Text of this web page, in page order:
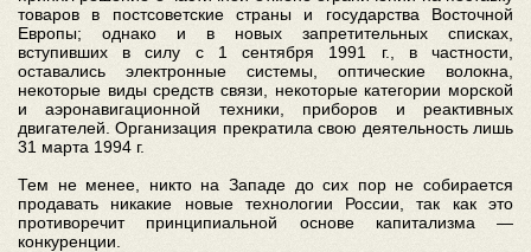
товаров в постсоветские страны и государства Восточной
Европы; однако и в новых запретительных списках,
вступивших в силу с 1 сентября 1991 г., в частности,
оставались электронные системы, оптические волокна,
некоторые виды средств связи, некоторые категории морской
и аэронавигационной техники, приборов и реактивных
двигателей. Организация прекратила свою деятельность лишь
31 марта 1994 г.
Тем не менее, никто на Западе до сих пор не собирается
продавать никакие новые технологии России, так как это
противоречит принципиальной основе капитализма —
конкуренции.